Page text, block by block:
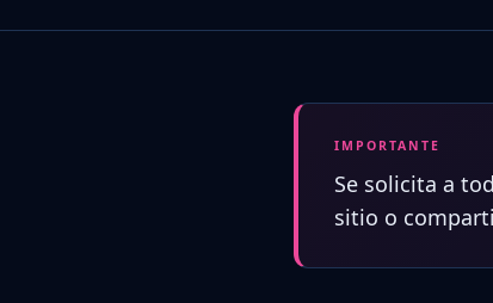
IMPORTANTE
Se solicita a
sitio o